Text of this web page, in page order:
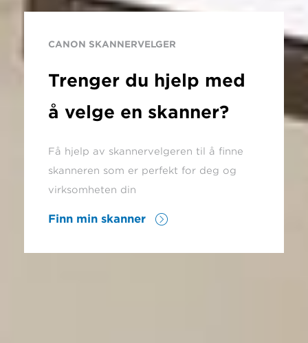
CANON SKANNERVELGER
Trenger du hjelp med
å velge en skanner?
Få hjelp av skannervelgeren til å finne
skanneren som er perfekt for deg og
virksomheten din
Finn min skanner